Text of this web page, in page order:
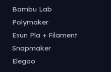
Bambu Lab
Polymaker
Esun Pla + Filament
Snapmaker
Elegoo